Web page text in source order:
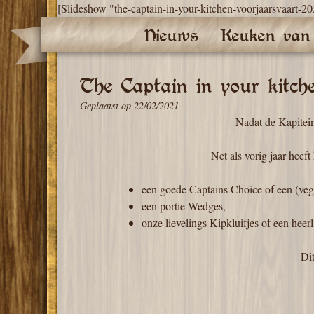
Ga
naar
de
content
[Slideshow "the-captain-in-your-kitchen-voorjaarsvaart-
Nieuws Keuken van
The Captain in your
Geplaatst op22/02/2021
Nadat de
Net als vorig jaar
een goede Captains Choice of een
een portie Wedges,
onze lievelings Kipkluifjes of een